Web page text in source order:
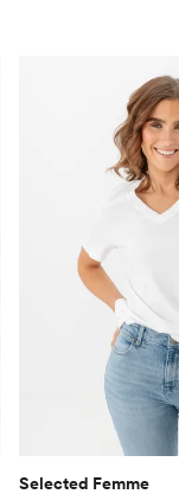
Selected Femme